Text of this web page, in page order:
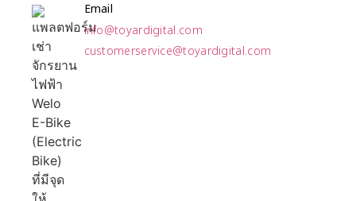
Email
info@toyardigital.com
customerservice@toyardigital.com